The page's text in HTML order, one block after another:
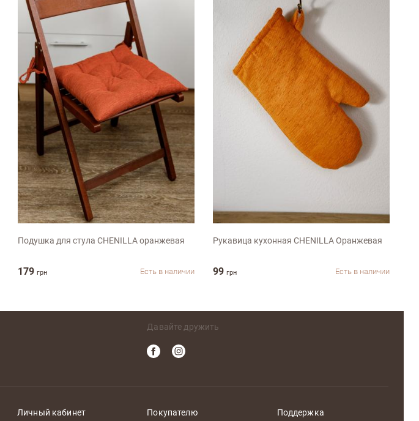
40х40см
Подушка для стула CHENILLA оранжевая
179 грн Есть в наличии
Рукавица кухонная CHENILLA Оранжевая
99 грн Есть в наличии
Давайте дружить
Личный кабинет Покупателю Поддержка